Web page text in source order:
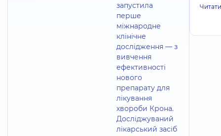
запустила
перше
міжнародне
клінічне
дослідження — з
вивчення
ефективності
нового
препарату для
лікування
хвороби Крона.
Досліджуваний
лікарський засіб